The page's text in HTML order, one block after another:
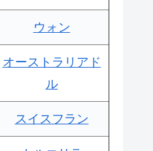
ウォン
オーストラリアド
ル
スイスフラン